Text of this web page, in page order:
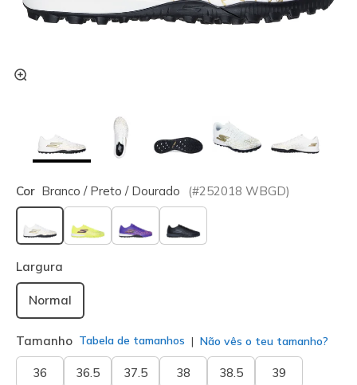
Cor Branco / Preto / Dourado (#252018 WBGD)
selecionado
Largura
Normal
Tamanho Tabela de tamanhos Não vês o teu tamanho?
36 36.5 37.5 38 38.5 39